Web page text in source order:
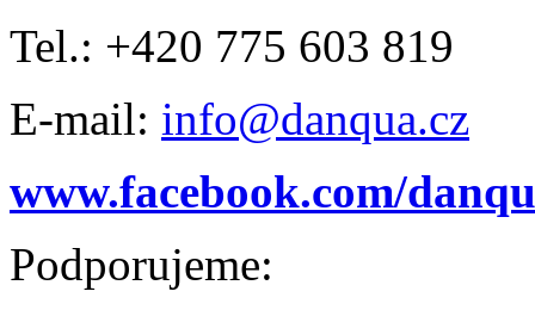
Tel.: +420 775 603 819
E-mail: info@danqua.cz
www.facebook.com/
Podporujeme: